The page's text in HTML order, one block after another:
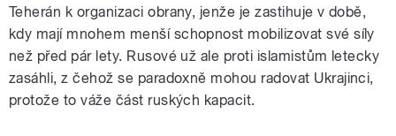
Teherán k organizaci obrany, jenže je zastihuje v době,
kdy mají mnohem menší schopnost mobilizovat své síly
než před pár lety. Rusové už ale proti islamistům letecky
zasáhli, z čehož se paradoxně mohou radovat Ukrajinci,
protože to váže část ruských kapacit.